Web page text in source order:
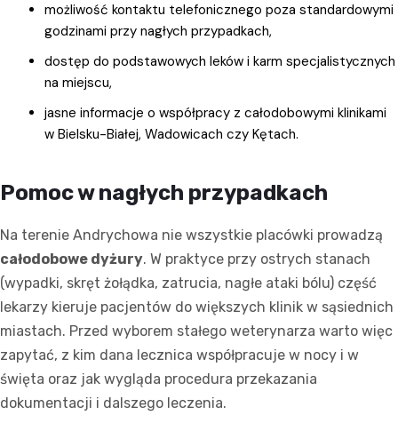
możliwość kontaktu telefonicznego poza standardowymi
godzinami przy nagłych przypadkach,
dostęp do podstawowych leków i karm specjalistycznych
na miejscu,
jasne informacje o współpracy z całodobowymi klinikami
w Bielsku-Białej, Wadowicach czy Kętach.
Pomoc w nagłych przypadkach
Na terenie Andrychowa nie wszystkie placówki prowadzą
całodobowe dyżury. W praktyce przy ostrych stanach
(wypadki, skręt żołądka, zatrucia, nagłe ataki bólu) część
lekarzy kieruje pacjentów do większych klinik w sąsiednich
miastach. Przed wyborem stałego weterynarza warto więc
zapytać, z kim dana lecznica współpracuje w nocy i w
święta oraz jak wygląda procedura przekazania
dokumentacji i dalszego leczenia.